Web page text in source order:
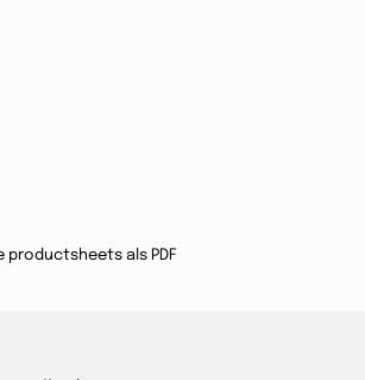
productsheets als PDF